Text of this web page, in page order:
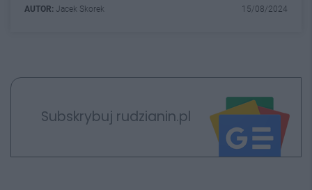
AUTOR: Jacek Skorek 15/08/2024
Subskrybuj rudzianin.pl